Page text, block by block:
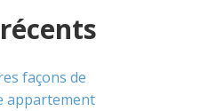
façons de
appartement